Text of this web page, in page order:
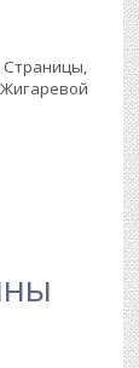
Страницы,